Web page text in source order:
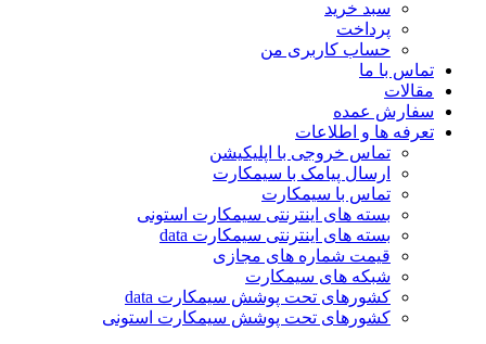
سبد خرید
پرداخت
حساب کاربری من
تماس با ما
مقالات
سفارش عمده
تعرفه ها و اطلاعات
تماس خروجی با اپلیکیشن
ارسال پیامک با سیمکارت
تماس با سیمکارت
بسته های اینترنتی سیمکارت استونی
بسته های اینترنتی سیمکارت data
قیمت شماره های مجازی
شبکه های سیمکارت
کشورهای تحت پوشش سیمکارت data
کشورهای تحت پوشش سیمکارت استونی